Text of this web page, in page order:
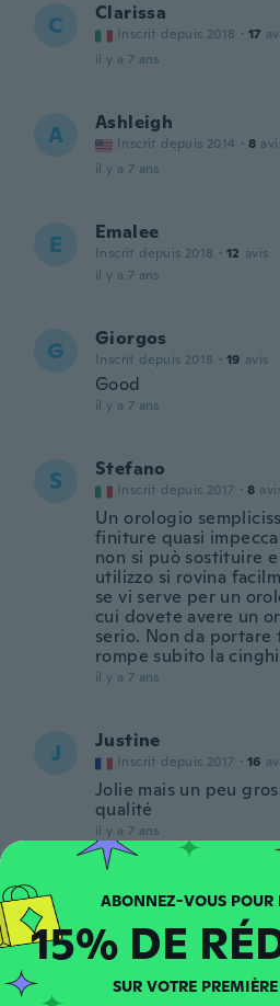
C Clarissa
Inscrit depuis 2018 · 17
il y a 7 ans
A Ashleigh
Inscrit depuis 2014 · 8
il y a 7 ans
E Emalee
Inscrit depuis 2018 · 12 avis
il y a 7 ans
G Giorgos
Inscrit depuis 2018 · 19 avis
Good
il y a 7 ans
S Stefano
Inscrit depuis 2017 · 8
Un orologio
finiture quasi
non si può sostituire
utilizzo si rovina
se vi serve per un
cui dovete avere un
serio. Non da
rompe subito la
il y a 7 ans
J Justine
Inscrit depuis 2017 · 16
Jolie mais un peu
qualité
il y a 7 ans
W Wyllian
· 23
Ótimo produto
il y a 7 ans
15% DE
SUR VOTRE